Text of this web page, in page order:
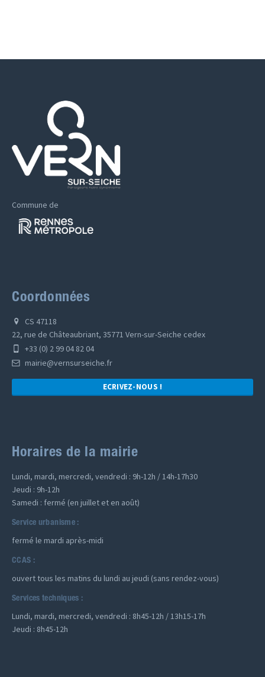
Commune de
Coordonnées
CS 47118
22, rue de Châteaubriant, 35771 Vern-sur-Seiche cedex
+33 (0) 2 99 04 82 04
mairie@vernsurseiche.fr
ECRIVEZ-NOUS !
Horaires de la mairie
Lundi, mardi, mercredi, vendredi : 9h-12h / 14h-17h30
Jeudi : 9h-12h
Samedi : fermé (en juillet et en août)
Service urbanisme :
fermé le mardi après-midi
CCAS :
ouvert tous les matins du lundi au jeudi (sans rendez-vous)
Services techniques :
Lundi, mardi, mercredi, vendredi : 8h45-12h / 13h15-17h
Jeudi : 8h45-12h